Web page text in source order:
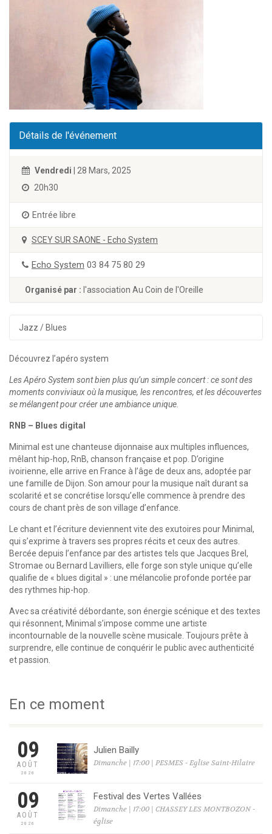
Détails de l'événement
Vendredi | 28 Mars, 2025
20h30
Entrée libre
SCEY SUR SAONE - Echo System
Echo System 03 84 75 80 29
Organisé par : l'association Au Coin de l'Oreille
Jazz / Blues
Découvrez l’apéro system
Les Apéro System sont bien plus qu’un simple concert : ce sont des
moments conviviaux où la musique, les rencontres, et les découvertes
se mélangent pour créer une ambiance unique.
RNB – Blues digital
Minimal est une chanteuse dijonnaise aux multiples influences,
mêlant hip-hop, RnB, chanson française et pop. D’origine
ivoirienne, elle arrive en France à l’âge de deux ans, adoptée par
une famille de Dijon. Son amour pour la musique naît durant sa
scolarité et se concrétise lorsqu’elle commence à prendre des
cours de chant près de son village d’enfance.
Le chant et l’écriture deviennent vite des exutoires pour Minimal,
qui s’exprime à travers ses propres récits et ceux des autres.
Bercée depuis l’enfance par des artistes tels que Jacques Brel,
Stromae ou Bernard Lavilliers, elle forge son style unique qu’elle
qualifie de « blues digital » : une mélancolie profonde portée par
des rythmes hip-hop.
Avec sa créativité débordante, son énergie scénique et des textes
qui résonnent, Minimal s’impose comme une artiste
incontournable de la nouvelle scène musicale. Toujours prête à
surprendre, elle continue de conquérir le public avec authenticité
et passion.
En ce moment
09
AOÛT
2026
Julien Bailly
Dimanche | 17:00 | PESMES - Eglise Saint-Hilaire
09
AOÛT
2026
Festival des Vertes Vallées
Dimanche | 17:00 | CHASSEY LES MONTBOZON -
église